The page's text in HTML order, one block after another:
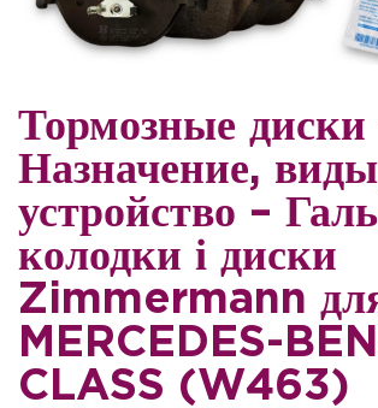
Тормозные
Назначение,
устройство –
колодки і диски
Zimmermann
MERCEDES-
CLASS (W463)